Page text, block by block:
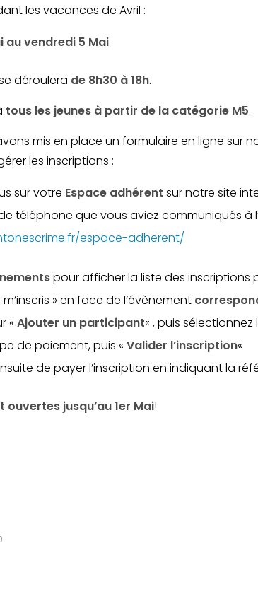
les vacances de Avril :
au vendredi 5 Mai.
déroulera de 8h30 à 18h.
tous les jeunes à partir de la catégorie M5.
mis en place un formulaire en ligne sur
les inscriptions :
sur votre Espace adhérent sur notre site
téléphone que vous aviez communiqués à
espace-adherent/
pour afficher la liste des inscriptions
» en face de l’évènement
« Ajouter un participant« , puis
de paiement, puis « Valider l’inscription«
de payer l’inscription en indiquant la
jusqu’au 1er Mai!